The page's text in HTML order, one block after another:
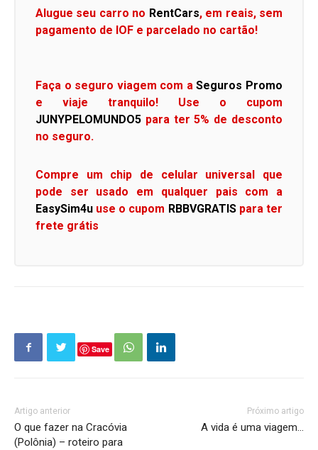
Alugue seu carro no RentCars, em reais, sem
pagamento de IOF e parcelado no cartão!
Faça o seguro viagem com aSeguros Promo
e viaje tranquilo! Use o cupom
JUNYPELOMUNDO5 para ter 5% de desconto
no seguro.
Compre um chip de celular universal que
pode ser usado em qualquer pais com a
EasySim4u use o cupom RBBVGRATIS para ter
frete grátis
Save
Artigo anterior
O que fazer na Cracóvia
(Polônia) – roteiro para
Próximo artigo
A vida é uma viagem…